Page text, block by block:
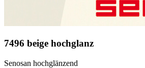
7496 beige hochglanz
Senosan hochglänzend